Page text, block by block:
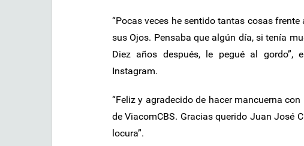
“Pocas veces he sentido tantas cosas
sus Ojos. Pensaba que algún día, si tenía
Diez años después, le pegué al gordo”,
Instagram.
“Feliz y agradecido de hacer mancuerna
de ViacomCBS. Gracias querido Juan José
locura”.